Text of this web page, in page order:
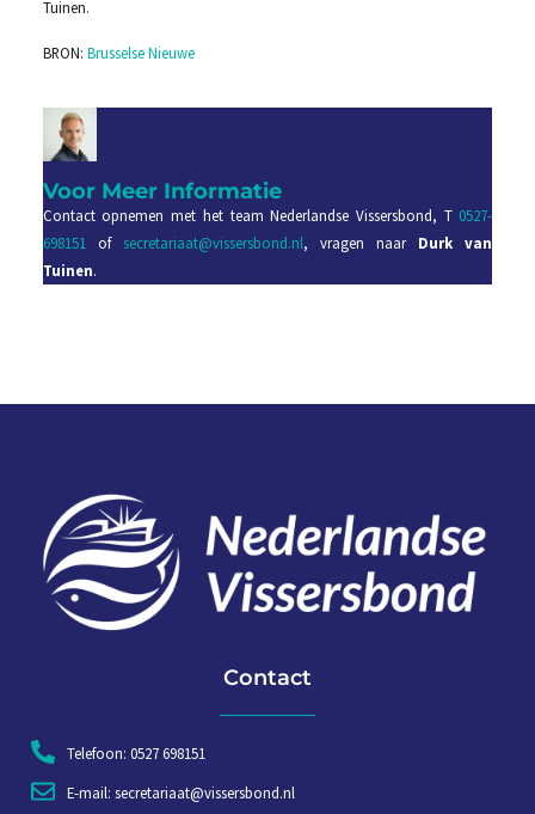
Tuinen.
BRON: Brusselse Nieuwe
Voor Meer Informatie
Contact opnemen met het team Nederlandse Vissersbond, T 0527-
698151of secretariaat@vissersbond.nl, vragen naar Durk van
Tuinen.
Contact
Telefoon: 0527 698151
E-mail: secretariaat@vissersbond.nl